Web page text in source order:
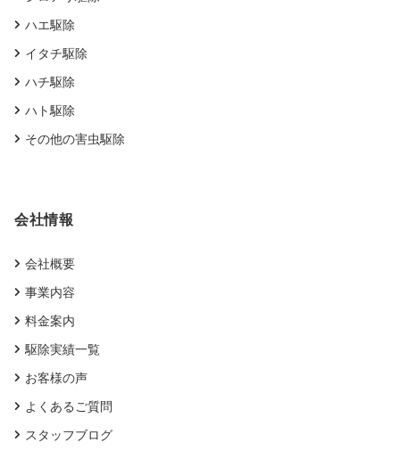
ハエ駆除
イタチ駆除
ハチ駆除
ハト駆除
その他の害虫駆除
会社情報
会社概要
事業内容
料金案内
駆除実績一覧
お客様の声
よくあるご質問
スタッフブログ